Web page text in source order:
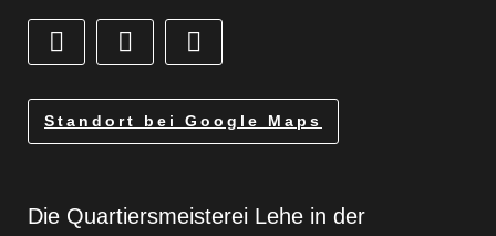
Standort bei Google Maps
Die Quartiersmeisterei Lehe in der